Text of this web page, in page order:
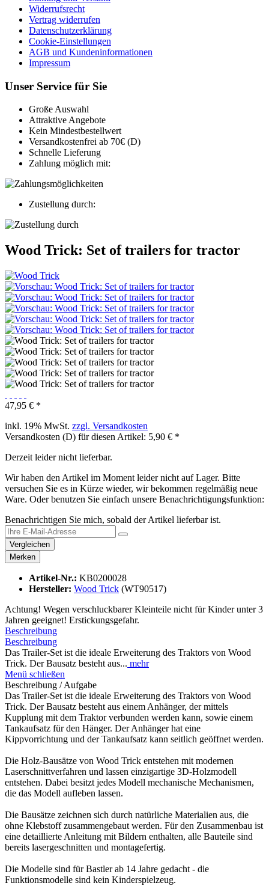
Widerrufsrecht
Vertrag widerrufen
Datenschutzerklärung
Cookie-Einstellungen
AGB und Kundeninformationen
Impressum
Unser Service für Sie
Große Auswahl
Attraktive Angebote
Kein Mindestbestellwert
Versandkostenfrei ab 70€ (D)
Schnelle Lieferung
Zahlung möglich mit:
Zustellung durch:
Wood Trick: Set of trailers for tractor
47,95 € *
inkl. 19% MwSt. zzgl. Versandkosten
Versandkosten (D) für diesen Artikel: 5,90 € *
Derzeit leider nicht lieferbar.
Wir haben den Artikel im Moment leider nicht auf Lager. Bitte
versuchen Sie es in Kürze wieder, wir bekommen regelmäßig neue
Ware. Oder benutzen Sie einfach unsere Benachrichtigungsfunktion:
Benachrichtigen Sie mich, sobald der Artikel lieferbar ist.
Vergleichen
Merken
Artikel-Nr.: KB0200028
Hersteller: Wood Trick (WT90517)
Achtung! Wegen verschluckbarer Kleinteile nicht für Kinder unter 3
Jahren geeignet! Erstickungsgefahr.
Beschreibung
Beschreibung
Das Trailer-Set ist die ideale Erweiterung des Traktors von Wood
Trick. Der Bausatz besteht aus... mehr
Menü schließen
Beschreibung / Aufgabe
Das Trailer-Set ist die ideale Erweiterung des Traktors von Wood
Trick. Der Bausatz besteht aus einem Anhänger, der mittels
Kupplung mit dem Traktor verbunden werden kann, sowie einem
Tankaufsatz für den Hänger. Der Anhänger hat eine
Kippvorrichtung und der Tankaufsatz kann seitlich geöffnet werden.
Die Holz-Bausätze von Wood Trick entstehen mit modernen
Laserschnittverfahren und lassen einzigartige 3D-Holzmodell
entstehen. Dabei besitzt jedes Modell mechanische Mechanismen,
die das Modell aufleben lassen.
Die Bausätze zeichnen sich durch natürliche Materialien aus, die
ohne Klebstoff zusammengebaut werden. Für den Zusammenbau ist
eine detaillierte Anleitung mit Bildern enthalten, alle Bauteile sind
bereits lasergeschnitten und montagefertig.
Die Modelle sind für Bastler ab 14 Jahre gedacht - die
Funktionsmodelle sind kein Kinderspielzeug.